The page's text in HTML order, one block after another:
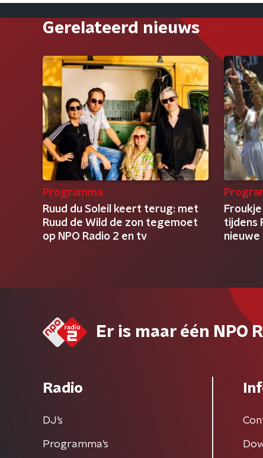
Gerelateerd nieuws
Programma
Ruud du Soleil keert terug: met
Ruud de Wild de zon tegemoet
op NPO Radio 2 en tv
tijdens
Er is maar één NPO
Radio
DJ’s
Programma's